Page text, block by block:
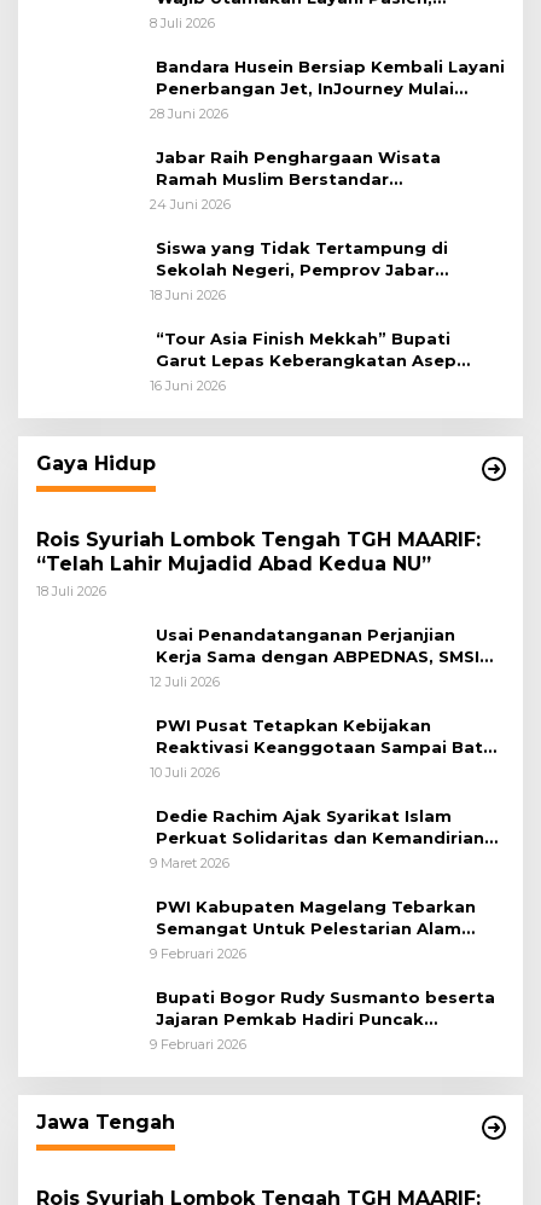
Penolakan akan Berujung Sanksi Tegas
8 Juli 2026
Bandara Husein Bersiap Kembali Layani
Penerbangan Jet, InJourney Mulai
Tahap Optimalisasi
28 Juni 2026
Jabar Raih Penghargaan Wisata
Ramah Muslim Berstandar
Internasional
24 Juni 2026
Siswa yang Tidak Tertampung di
Sekolah Negeri, Pemprov Jabar
Siapkan Bantuan Dana Pendidikan
18 Juni 2026
“Tour Asia Finish Mekkah” Bupati
Garut Lepas Keberangkatan Asep
Akung
16 Juni 2026
Gaya Hidup
Rois Syuriah Lombok Tengah TGH MAARIF:
“Telah Lahir Mujadid Abad Kedua NU”
18 Juli 2026
Usai Penandatanganan Perjanjian
Kerja Sama dengan ABPEDNAS, SMSI
Bergerak Bentuk Pokja News Room
12 Juli 2026
PWI Pusat Tetapkan Kebijakan
Reaktivasi Keanggotaan Sampai Batas
31 Desember 2026
10 Juli 2026
Dedie Rachim Ajak Syarikat Islam
Perkuat Solidaritas dan Kemandirian
Ekonomi
9 Maret 2026
PWI Kabupaten Magelang Tebarkan
Semangat Untuk Pelestarian Alam
Melalui Tanam Pohon dan Melepas
9 Februari 2026
Bupati Bogor Rudy Susmanto beserta
Jajaran Pemkab Hadiri Puncak
Peringatan HPN 2026 di Graha
9 Februari 2026
Jawa Tengah
Rois Syuriah Lombok Tengah TGH MAARIF: